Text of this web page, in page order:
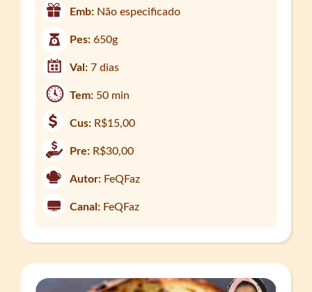
Emb: Não especificado
Pes:650g
Val:7 dias
Tem: 50 min
Cus: R$15,00
Pre: R$30,00
Autor: FeQFaz
Canal: FeQFaz